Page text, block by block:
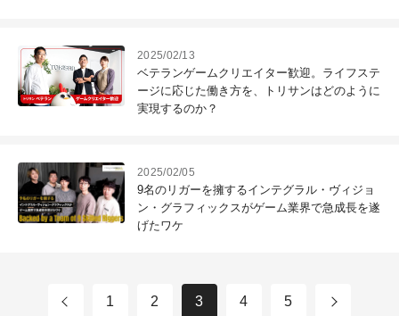
2025/02/13
ベテランゲームクリエイター歓迎。ライフステ
ージに応じた働き方を、トリサンはどのように
実現するのか？
2025/02/05
9名のリガーを擁するインテグラル・ヴィジョ
ン・グラフィックスがゲーム業界で急成長を遂
げたワケ
1 2 3 4 5